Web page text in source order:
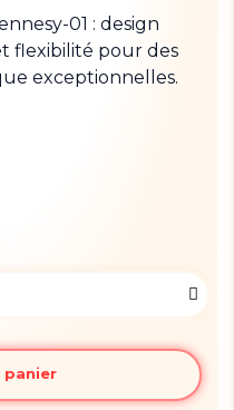
01 : design
flexibilité pour des
exceptionnelles.
panier